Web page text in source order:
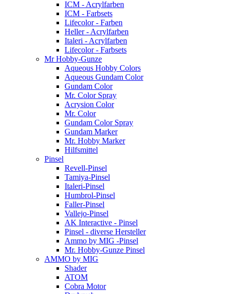
ICM - Acrylfarben
ICM - Farbsets
Lifecolor - Farben
Heller - Acrylfarben
Italeri - Acrylfarben
Lifecolor - Farbsets
Mr Hobby-Gunze
Aqueous Hobby Colors
Aqueous Gundam Color
Gundam Color
Mr. Color Spray
Acrysion Color
Mr. Color
Gundam Color Spray
Gundam Marker
Mr. Hobby Marker
Hilfsmittel
Pinsel
Revell-Pinsel
Tamiya-Pinsel
Italeri-Pinsel
Humbrol-Pinsel
Faller-Pinsel
Vallejo-Pinsel
AK Interactive - Pinsel
Pinsel - diverse Hersteller
Ammo by MIG -Pinsel
Mr. Hobby-Gunze Pinsel
AMMO by MIG
Shader
ATOM
Cobra Motor